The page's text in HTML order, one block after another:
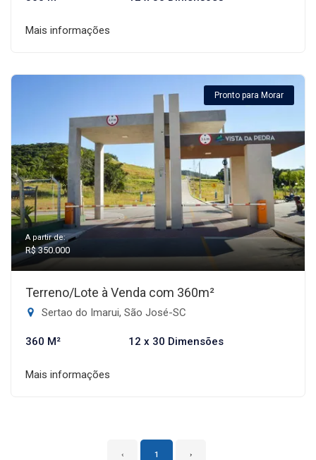
Mais informações
Pronto para Morar
A partir de:
R$ 350.000
Terreno/Lote à Venda com 360m²
Sertao do Imarui, São José-SC
360 M² 12 x 30 Dimensões
Mais informações
‹ 1 ›